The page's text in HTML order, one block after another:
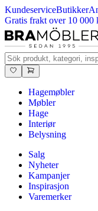
KundeserviceButikker
Gratis frakt over 10 000
Hagemøbler
Møbler
Hage
Interiør
Belysning
Salg
Nyheter
Kampanjer
Inspirasjon
Varemerker